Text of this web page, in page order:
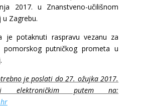
2017. u Znanstveno-učilišnom
Zagrebu.
je potaknuti raspravu vezanu za
pomorskog putničkog prometa u
je poslati do 27. ožujka 2017.
putem na: